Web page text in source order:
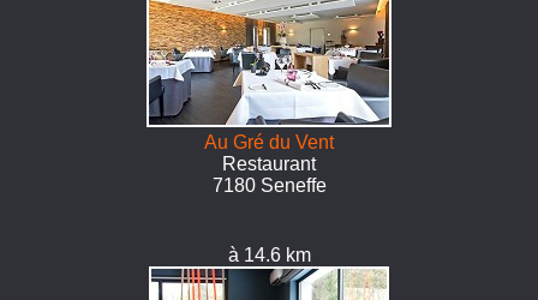
Au Gré du Vent
Restaurant
7180 Seneffe
à 14.6 km